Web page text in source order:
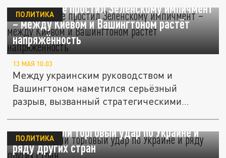
NI: Трамп не простил Зеленскому импичмент
– между Киевом и Вашингтоном растёт
напряжённость
ПОЛИТИКА
13 МАЯ 10:03
Между украинским руководством и
Вашингтоном наметился серьёзный
разрыв, вызванный стратегическими
США нанесли торговый удар по Украине и
ряду других стран
ПОЛИТИКА